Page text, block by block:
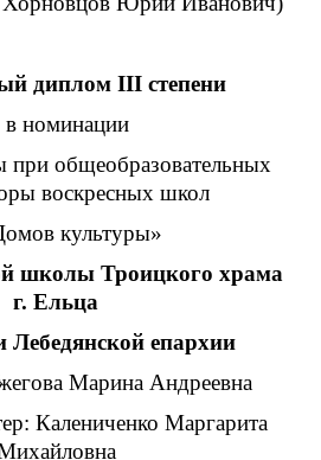
диплом III степени
в номинации
при общеобразовательных
воскресных школ
культуры»
школы Троицкого храма
г. Ельца
Лебедянской епархии
Марина Андреевна
Калениченко Маргарита